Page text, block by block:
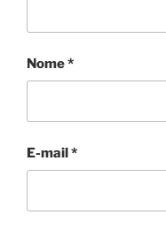
Nome*
E-mail*